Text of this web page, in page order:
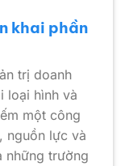
khai phần
trị doanh
loại hình và
một công
nguồn lực và
những trường